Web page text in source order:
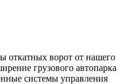
откатных ворот от нашего
грузового автопарка
системы управления